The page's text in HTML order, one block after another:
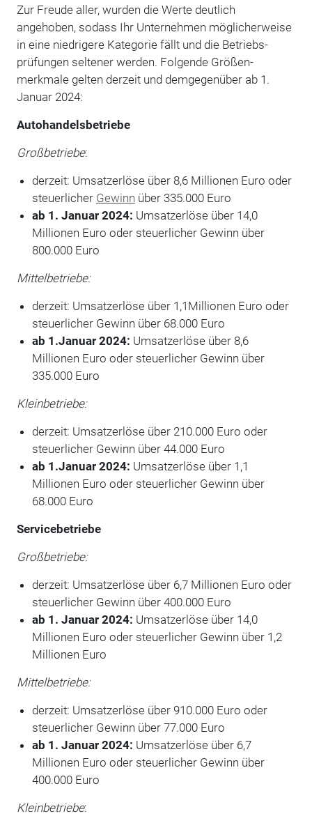
Zur Freude aller, wurden die Werte deutlich
angehoben, sodass Ihr Unternehmen möglich­erweise
in eine niedrigere Kategorie fällt und die Betriebs­
prüfungen seltener werden. Fol­gende Größen­
merkmale gelten derzeit und demgegenüber ab 1.
Januar 2024:
Autohandelsbetriebe
Großbetriebe:
derzeit: Umsatzerlöse über 8,6 Millionen Euro oder
steuerlicher Gewinn über 335.000 Euro
ab 1. Januar 2024: Umsatzerlöse über 14,0
Millionen Euro oder steuerlicher Gewinn über
800.000 Euro
Mittelbetriebe:
derzeit: Umsatzerlöse über 1,1Millionen Euro oder
steuerlicher Gewinn über 68.000 Euro
ab 1.Januar 2024: Umsatzerlöse über 8,6
Millionen Euro oder steuerlicher Gewinn über
335.000 Euro
Kleinbetriebe:
derzeit: Umsatzerlöse über 210.000 Euro oder
steuerlicher Gewinn über 44.000 Euro
ab 1.Januar 2024: Umsatzerlöse über 1,1
Millionen Euro oder steuerlicher Gewinn über
68.000 Euro
Servicebetriebe
Großbetriebe:
derzeit: Umsatzerlöse über 6,7 Millionen Euro oder
steuerlicher Gewinn über 400.000 Euro
ab 1. Januar 2024: Umsatzerlöse über 14,0
Millionen Euro oder steuerlicher Gewinn über 1,2
Millionen Euro
Mittelbetriebe:
derzeit: Umsatzerlöse über 910.000 Euro oder
steuerlicher Gewinn über 77.000 Euro
ab 1. Januar 2024: Umsatzerlöse über 6,7
Millionen Euro oder steuerlicher Gewinn über
400.000 Euro
Kleinbetriebe: